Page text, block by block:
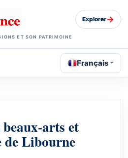
ET SON PATRIMOINE
Explorer→
Français
beaux-arts et
de Libourne